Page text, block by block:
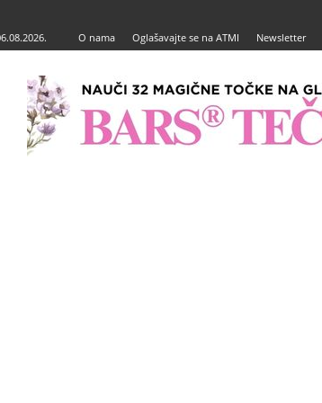
O nama Oglašavajte se na ATMI Newsletter